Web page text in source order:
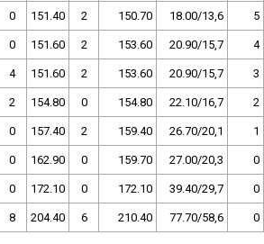
0 151.40 2 150.70 18.00/13,6 5
0 151.60 2 153.60 20.90/15,7 4
4 151.60 2 153.60 20.90/15,7 3
2 154.80 0 154.80 22.10/16,7 2
0 157.40 2 159.40 26.70/20,1 1
0 162.90 0 159.70 27.00/20,3 0
0 172.10 0 172.10 39.40/29,7 0
8 204.40 6 210.40 77.70/58,6 0